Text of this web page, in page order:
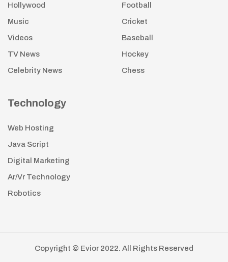
Hollywood
Music
Videos
TV News
Celebrity News
Football
Cricket
Baseball
Hockey
Chess
Technology
Web Hosting
Java Script
Digital Marketing
Ar/Vr Technology
Robotics
Copyright © Evior 2022. All Rights Reserved